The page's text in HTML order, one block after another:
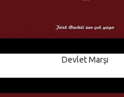
Devlet Marşı